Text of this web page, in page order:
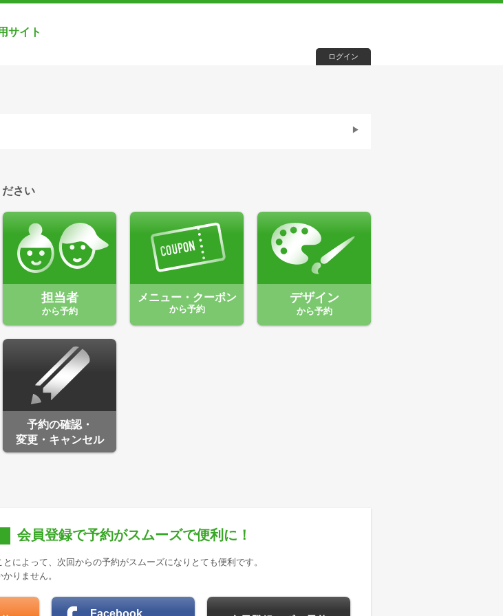
サイト
ログイン
さい
担当者
から予約
メニュー・クーポン
から予約
デザイン
から予約
予約の確認・
変更・キャンセル
会員登録で予約がスムーズで便利に！
によって、次回からの予約がスムーズになりとても便利です。
りません。
Facebook